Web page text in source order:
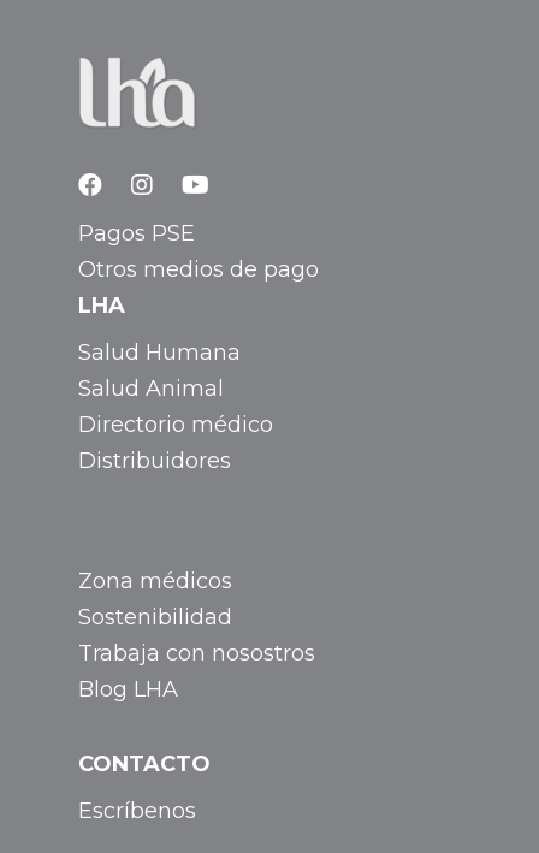
Pagos PSE
Otros medios de pago
LHA
Salud Humana
Salud Animal
Directorio médico
Distribuidores
Zona médicos
Sostenibilidad
Trabaja con nosostros
Blog LHA
CONTACTO
Escríbenos